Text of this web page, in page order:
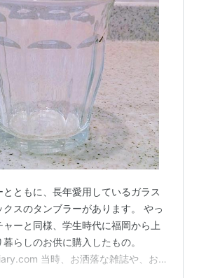
ともに、長年愛用しているガラス
スのタンブラーがあります。 やっ
ーと同様、学生時代に福岡から上
らしのお供に購入したもの。
当時、お洒落な雑誌や、お気